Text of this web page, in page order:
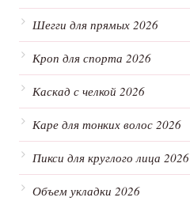
Шегги для прямых 2026
Кроп для спорта 2026
Каскад с челкой 2026
Каре для тонких волос 2026
Пикси для круглого лица 2026
Объем укладки 2026